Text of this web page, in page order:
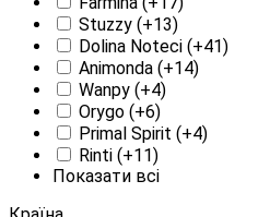
Stuzzy (+13)
Dolina Noteci (+41)
Animonda (+14)
Wanpy (+4)
Orygo (+6)
Primal Spirit (+4)
Rinti (+11)
Показати всі